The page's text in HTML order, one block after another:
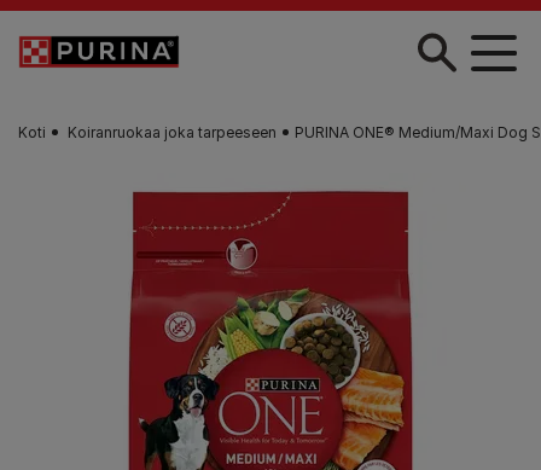
Skip to main content
Koti Koiranruokaa joka tarpeeseen PURINA ONE® Medium/Maxi Dog